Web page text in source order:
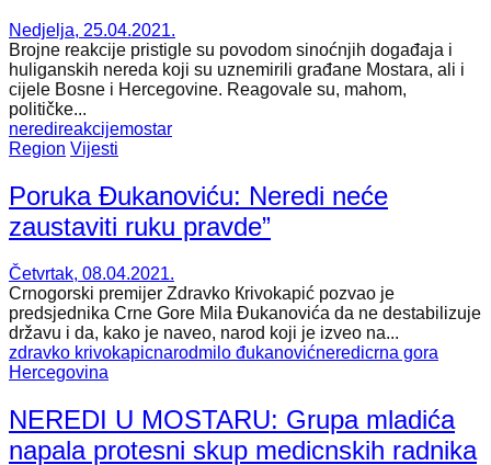
Nedjelja, 25.04.2021.
Brojne reakcije pristigle su povodom sinoćnjih događaja i
huliganskih nereda koji su uznemirili građane Mostara, ali i
cijele Bosne i Hercegovine. Reagovale su, mahom,
političke...
neredireakcijemostar
Region Vijesti
Poruka Đukanoviću: Neredi neće
zaustaviti ruku pravde”
Četvrtak, 08.04.2021.
Crnogorski premijer Zdravko Кrivokapić pozvao je
predsjednika Crne Gore Mila Đukanovića da ne destabilizuje
državu i da, kako je naveo, narod koji je izveo na...
zdravko krivokapicnarodmilo đukanovićneredicrna gora
Hercegovina
NEREDI U MOSTARU: Grupa mladića
napala protesni skup medicnskih radnika